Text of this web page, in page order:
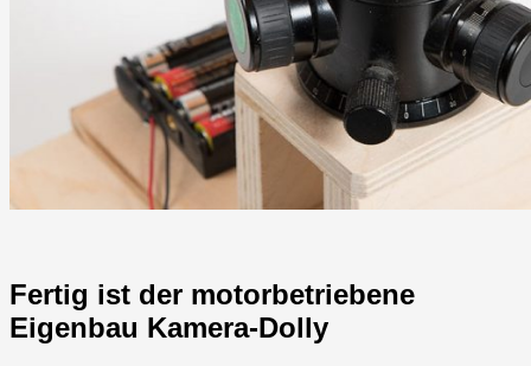
Fertig ist der motorbetriebene
Eigenbau Kamera-Dolly